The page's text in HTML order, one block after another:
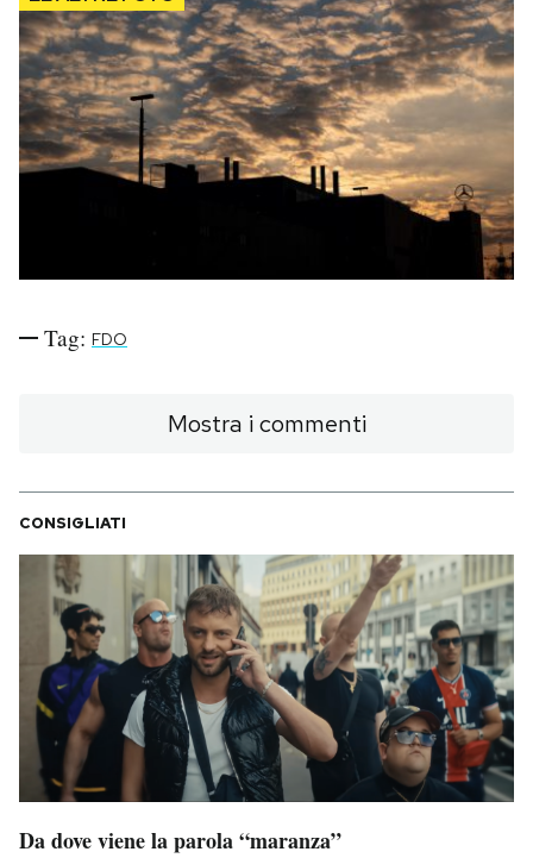
Economia
Sport
Altrecose
Mondiali calcio 2026
PODCAST
AREA PERSONALE
Area Personale
Newsletter
Notifiche mobile
Regala il Post
Hai bisogno di aiuto?
Esci
Tag: FDO
Mostra i commenti
CONSIGLIATI
Da dove viene la parola “maranza”